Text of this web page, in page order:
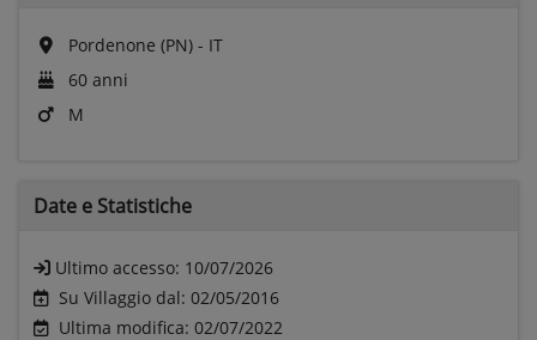
Pordenone (PN) - IT
60 anni
M
Date e Statistiche
Ultimo accesso: 10/07/2026
Su Villaggio dal: 02/05/2016
Ultima modifica: 02/07/2022